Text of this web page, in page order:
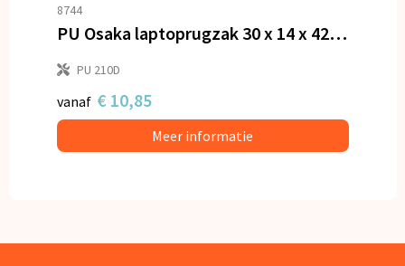
8744
PU Osaka laptoprugzak 30 x 14 x 42 cm 15L
PU 210D
vanaf € 10,85
Meer informatie